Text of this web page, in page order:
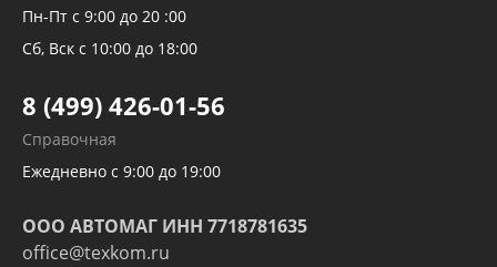
Рукавов компрессоров и турбин
Трубок кондиционеров
Развертка пайка медных стальных
алюминиевых трубок и штуцеров
Пн-Пт с 9:00 до 20 :00
Сб, Вск с 10:00 до 18:00
8 (499) 426-01-56
Справочная
Ежедневно с 9:00 до 19:00
ООО АВТОМАГ ИНН 7718781635
office@texkom.ru